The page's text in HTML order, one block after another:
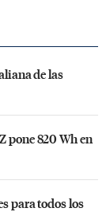
de las
pone 820 Wh en
para todos los